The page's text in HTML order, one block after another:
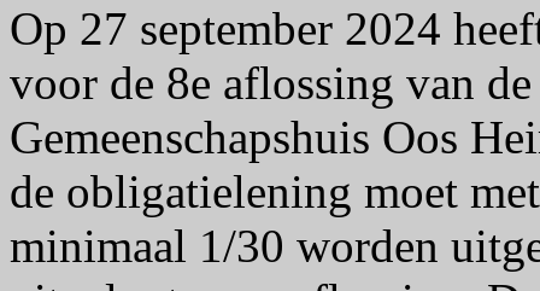
Op 27 september 2024
voor de 8e aflossing van
Gemeenschapshuis Oos
de obligatielening moet
minimaal 1/30 worden